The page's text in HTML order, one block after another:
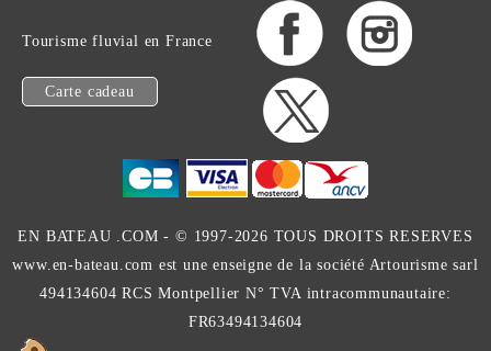
Tourisme fluvial en France
Carte cadeau
EN BATEAU .COM - © 1997-2026 TOUS DROITS RESERVES
www.en-bateau.com est une enseigne de la société Artourisme sarl
494134604 RCS Montpellier N° TVA intracommunautaire:
FR63494134604